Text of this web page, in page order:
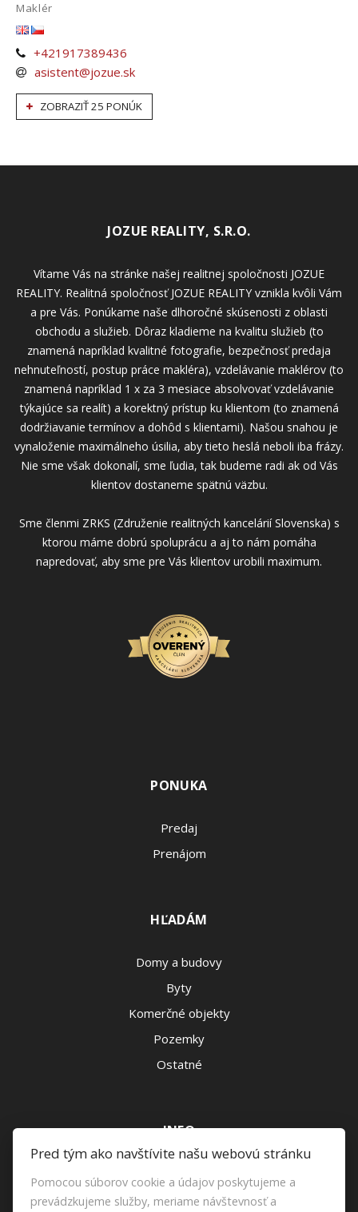
Maklér
+421917389436
asistent@jozue.sk
ZOBRAZIŤ 25 PONÚK
JOZUE REALITY, S.R.O.
Vítame Vás na stránke našej realitnej spoločnosti JOZUE
REALITY. Realitná spoločnosť JOZUE REALITY vznikla kvôli Vám
a pre Vás. Ponúkame naše dlhoročné skúsenosti z oblasti
obchodu a služieb. Dôraz kladieme na kvalitu služieb (to
znamená napríklad kvalitné fotografie, bezpečnosť predaja
nehnuteľností, postup práce makléra), vzdelávanie maklérov (to
znamená napríklad 1 x za 3 mesiace absolvovať vzdelávanie
týkajúce sa realít) a korektný prístup ku klientom (to znamená
dodržiavanie termínov a dohôd s klientami). Našou snahou je
vynaloženie maximálneho úsilia, aby tieto heslá neboli iba frázy.
Nie sme však dokonalí, sme ľudia, tak budeme radi ak od Vás
klientov dostaneme spätnú väzbu.
Sme členmi ZRKS (Združenie realitných kancelárií Slovenska) s
ktorou máme dobrú spoluprácu a aj to nám pomáha
napredovať, aby sme pre Vás klientov urobili maximum.
PONUKA
Predaj
Prenájom
HĽADÁM
Domy a budovy
Byty
Komerčné objekty
Pozemky
Ostatné
INFO
Napíšte nám
Pred tým ako navštívite našu webovú stránku
Pomocou súborov cookie a údajov poskytujeme a
prevádzkujeme služby, meriame návštevnosť a